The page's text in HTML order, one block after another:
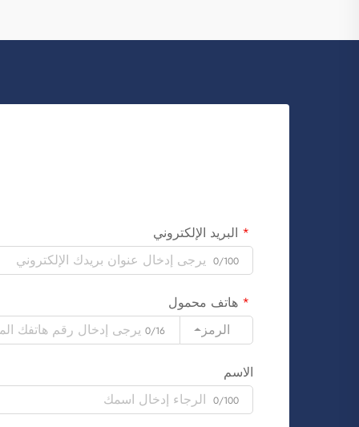
البريد الإلكتروني
0/100
هاتف محمول
الرمز
0/16
الاسم
0/100